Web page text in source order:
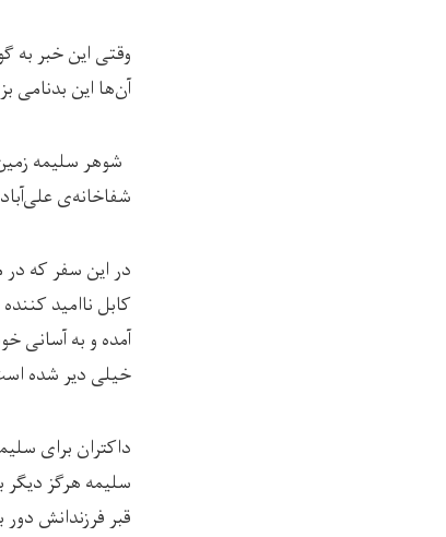
وقتی این خبر به
آن‌ها این بدنامی
شوهر سلیمه
شفاخانه‌ی
کابل ناامید
آمده و به آسانی
خیلی دیر شده
داکتران برای
سلیمه هرگز دیگر
قبر فرزندانش